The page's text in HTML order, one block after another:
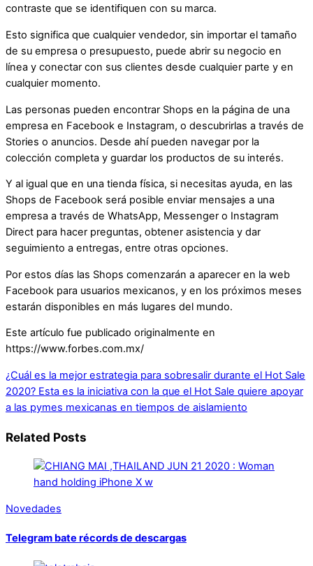
contraste que se identifiquen con su marca.
Esto significa que cualquier vendedor, sin importar el tamaño
de su empresa o presupuesto, puede abrir su negocio en
línea y conectar con sus clientes desde cualquier parte y en
cualquier momento.
Las personas pueden encontrar Shops en la página de una
empresa en Facebook e Instagram, o descubrirlas a través de
Stories o anuncios. Desde ahí pueden navegar por la
colección completa y guardar los productos de su interés.
Y al igual que en una tienda física, si necesitas ayuda, en las
Shops de Facebook será posible enviar mensajes a una
empresa a través de WhatsApp, Messenger o Instagram
Direct para hacer preguntas, obtener asistencia y dar
seguimiento a entregas, entre otras opciones.
Por estos días las Shops comenzarán a aparecer en la web
Facebook para usuarios mexicanos, y en los próximos meses
estarán disponibles en más lugares del mundo.
Este artículo fue publicado originalmente en
https://www.forbes.com.mx/
¿Cuál es la mejor estrategia para sobresalir durante el Hot Sale
2020? Esta es la iniciativa con la que el Hot Sale quiere apoyar
a las pymes mexicanas en tiempos de aislamiento
Related Posts
Novedades
Telegram bate récords de descargas